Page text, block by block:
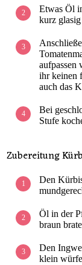
Etwas Öl
kurz
aufpassen
ihr keinen
auch das
Bei
Stufe
Zubereitung
Den
Öl in der
braun
Den
klein